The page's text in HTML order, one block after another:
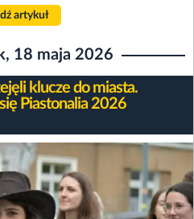
artykuł
18 maja 2026
klucze do miasta.
Piastonalia 2026